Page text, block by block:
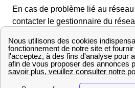
En cas de problème lié au
contacter le gestionnaire du
d'urgence pour le dépannage :
département 27. Enedis se
toute interruption de courant ou
Trouvez les meilleurs